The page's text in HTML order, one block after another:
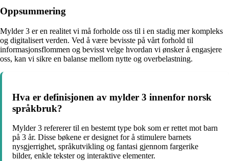
Oppsummering
Mylder 3 er en realitet vi må forholde oss til i en stadig mer kompleks
og digitalisert verden. Ved å være bevisste på vårt forhold til
informasjonsflommen og bevisst velge hvordan vi ønsker å engasjere
oss, kan vi sikre en balanse mellom nytte og overbelastning.
Hva er definisjonen av mylder 3 innenfor norsk
språkbruk?
Mylder 3 refererer til en bestemt type bok som er rettet mot barn
på 3 år. Disse bøkene er designet for å stimulere barnets
nysgjerrighet, språkutvikling og fantasi gjennom fargerike
bilder, enkle tekster og interaktive elementer.